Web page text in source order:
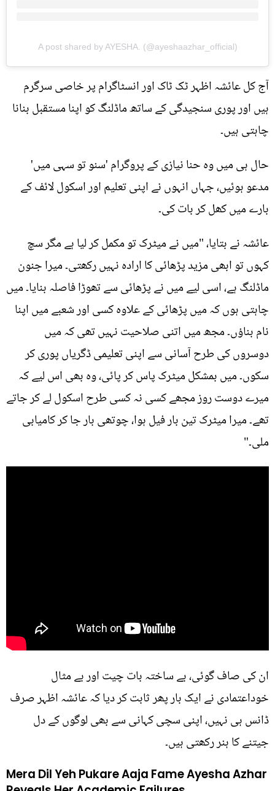
A post shared by AYESHA. (@ayeshaazhar_official)
آج کل عائشہ اظہر ٹک ٹاک اور انسٹاگرام پر خاصی سرگرم
ہیں اور پوری سنجیدگی کے ساتھ ماڈلنگ کو اپنا مستقبل بنانا
چاہتی ہیں۔
حال ہی میں وہ حنا نيازی کے پروگرام 'سنو تو سہی میں'
مدعو ہوئیں، جہاں انہوں نے اپنی تعلیم اور اسکول لائف کے
بارے میں کھل کر بات کی۔
عائشہ نے بتایا، "میں نے میٹرک تو مکمل کر لیا ہے مگر سچ
کہوں تو ابھی مزید پڑھائی کا ارادہ نہیں رکھتی۔ میرا جنون
ماڈلنگ ہے، اسی لیے میں نے پڑھائی سے تھوڑا فاصلہ بنایا۔ میں
چاہتی ہوں کہ میں پڑھائی کے علاوہ کسی اور شعبے میں اپنا
نام بناؤں۔ مجھ میں اتنی صلاحیت نہیں تھی کہ میں
دوسروں کی طرح آسانی سے اپنی تعلیمی ڈگریاں پوری کر
سکوں۔ میں بمشکل میٹرک پاس کر پائی، وہ بھی اس لیے کہ
میرے دوست روز مجھے کسی نہ کسی طرح اسکول لے کر جاتے
تھے۔ میرا میٹرک تین بار فیل ہوا، چوتھی بار جا کر کامیابی
ملی۔"
ان کی صاف گوئی، بے ساختہ بات چیت اور بے مثال
خوداعتمادی نے ایک بار پھر ثابت کر دیا کہ عائشہ اظہر صرف
ڈانس ہی نہیں، اپنی سچی کہانی سے بھی لوگوں کے دل
جیتنے کا ہنر رکھتی ہیں۔
Mera Dil Yeh Pukare Aaja Fame Ayesha Azhar